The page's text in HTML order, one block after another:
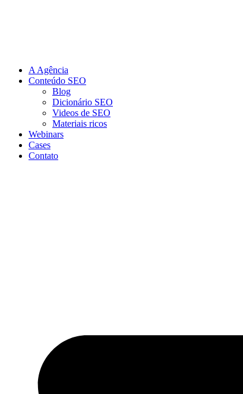
A Agência
Conteúdo SEO
Blog
Dicionário SEO
Videos de SEO
Materiais ricos
Webinars
Cases
Contato